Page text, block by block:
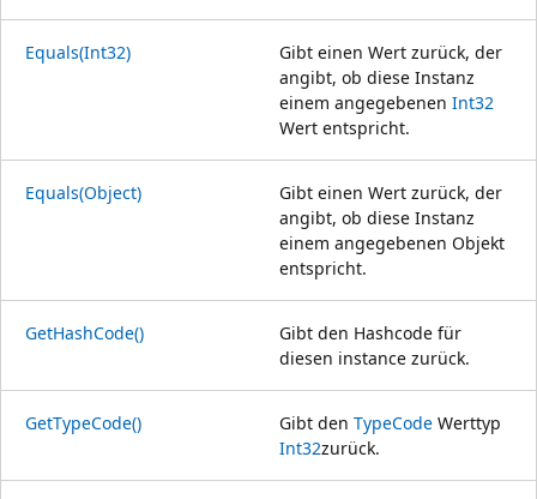
Equals(Int32)
Gibt einen Wert zurück, der
angibt, ob diese Instanz
einem angegebenen Int32
Wert entspricht.
Equals(Object)
Gibt einen Wert zurück, der
angibt, ob diese Instanz
einem angegebenen Objekt
entspricht.
GetHashCode()
Gibt den Hashcode für
diesen instance zurück.
GetTypeCode() Gibt den TypeCode Werttyp
Int32zurück.